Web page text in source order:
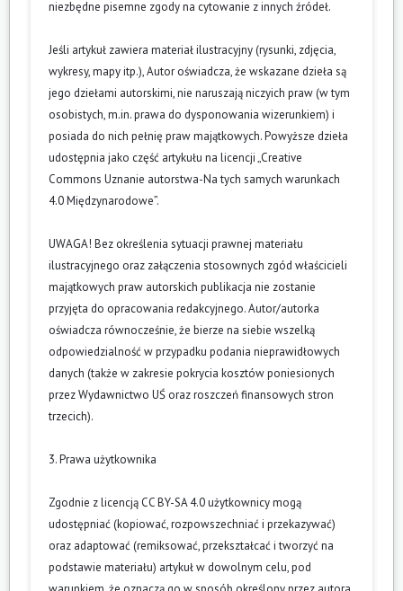
niezbędne pisemne zgody na cytowanie z innych źródeł.
Jeśli artykuł zawiera materiał ilustracyjny (rysunki, zdjęcia,
wykresy, mapy itp.), Autor oświadcza, że wskazane dzieła są
jego dziełami autorskimi, nie naruszają niczyich praw (w tym
osobistych, m.in. prawa do dysponowania wizerunkiem) i
posiada do nich pełnię praw majątkowych. Powyższe dzieła
udostępnia jako część artykułu na licencji „Creative
Commons Uznanie autorstwa-Na tych samych warunkach
4.0 Międzynarodowe”.
UWAGA! Bez określenia sytuacji prawnej materiału
ilustracyjnego oraz załączenia stosownych zgód właścicieli
majątkowych praw autorskich publikacja nie zostanie
przyjęta do opracowania redakcyjnego. Autor/autorka
oświadcza równocześnie, że bierze na siebie wszelką
odpowiedzialność w przypadku podania nieprawidłowych
danych (także w zakresie pokrycia kosztów poniesionych
przez Wydawnictwo UŚ oraz roszczeń finansowych stron
trzecich).
3. Prawa użytkownika
Zgodnie z licencją CC BY-SA 4.0 użytkownicy mogą
udostępniać (kopiować, rozpowszechniać i przekazywać)
oraz adaptować (remiksować, przekształcać i tworzyć na
podstawie materiału) artykuł w dowolnym celu, pod